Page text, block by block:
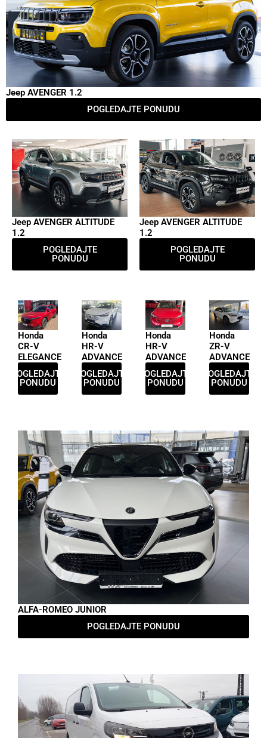
Jeep AVENGER 1.2
POGLEDAJTE PONUDU
Jeep AVENGER ALTITUDE
1.2
POGLEDAJTE
PONUDU
Jeep AVENGER ALTITUDE
1.2
POGLEDAJTE
PONUDU
Honda
CR-V
ELEGANCE
POGLEDAJTE
PONUDU
Honda
HR-V
ADVANCE
POGLEDAJTE
PONUDU
Honda
HR-V
ADVANCE
POGLEDAJTE
PONUDU
Honda
ZR-V
ADVANCE
POGLEDAJTE
PONUDU
ALFA-ROMEO JUNIOR
POGLEDAJTE PONUDU